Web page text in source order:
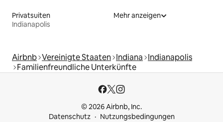
Privatsuiten
Indianapolis
Mehr anzeigen
Airbnb Vereinigte Staaten Indiana Indianapolis
Familienfreundliche Unterkünfte
© 2026 Airbnb, Inc.
Datenschutz
Nutzungsbedingungen